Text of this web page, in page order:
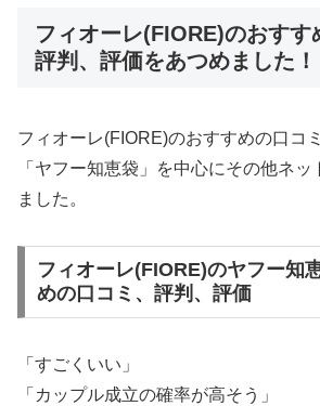
フィオーレ(FIORE)のおすす
評判、評価をあつめました！
フィオーレ(FIORE)のおすすめの口コ
「ヤフー知恵袋」を中心にその他ネ
ました。
フィオーレ(FIORE)のヤフー知
めの口コミ、評判、評価
「すごくいい」
「カップル成立の確率が高そう」